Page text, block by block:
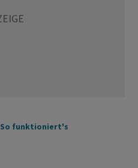
So funktioniert's